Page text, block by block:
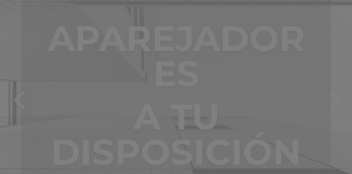
APAREJADOR
A TU
DISPOSICIÓN
REHABILITACI
ÓN